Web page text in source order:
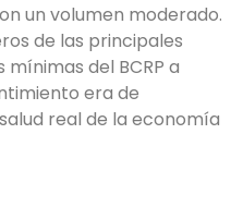
un volumen moderado.
de las principales
del BCRP a
era de
real de la economía